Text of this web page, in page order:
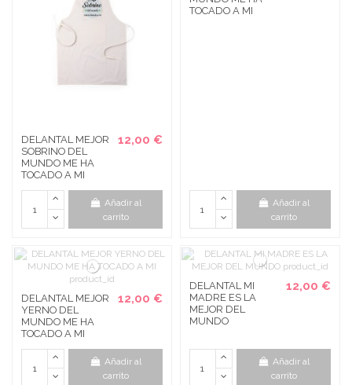
DELANTAL MEJOR
SOBRINO DEL
MUNDO ME HA
TOCADO A MI
12,00 €
Añadir al
carrito
TOCADO A MI
Añadir al
carrito
DELANTAL MEJOR
YERNO DEL
MUNDO ME HA
TOCADO A MI
12,00 €
Añadir al
carrito
DELANTAL MI
MADRE ES LA
MEJOR DEL
MUNDO
12,00 €
Añadir al
carrito